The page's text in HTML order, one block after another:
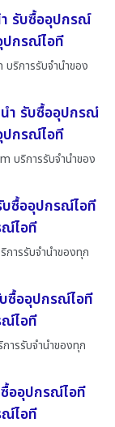
ำ รับซื้ออุปกรณ์
ปกรณ์ไอที
บริการรับจำนำของ
นำ รับซื้ออุปกรณ์
ปกรณ์ไอที
บริการรับจำนำของ
บซื้ออุปกรณ์ไอที
ณ์ไอที
การรับจำนำของทุก
บซื้ออุปกรณ์ไอที
ณ์ไอที
ารรับจำนำของทุก
ออุปกรณ์ไอที
ณ์ไอที